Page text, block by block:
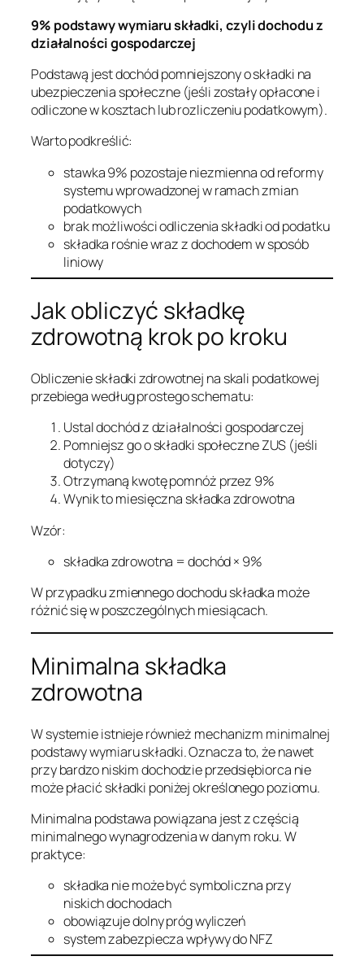
9% podstawy wymiaru składki, czyli dochodu z
działalności gospodarczej
Podstawą jest dochód pomniejszony o składki na
ubezpieczenia społeczne (jeśli zostały opłacone i
odliczone w kosztach lub rozliczeniu podatkowym).
Warto podkreślić:
stawka 9% pozostaje niezmienna od reformy
systemu wprowadzonej w ramach zmian
podatkowych
brak możliwości odliczenia składki od podatku
składka rośnie wraz z dochodem w sposób
liniowy
Jak obliczyć składkę
zdrowotną krok po kroku
Obliczenie składki zdrowotnej na skali podatkowej
przebiega według prostego schematu:
Ustal dochód z działalności gospodarczej
Pomniejsz go o składki społeczne ZUS (jeśli
dotyczy)
Otrzymaną kwotę pomnóż przez 9%
Wynik to miesięczna składka zdrowotna
Wzór:
składka zdrowotna = dochód × 9%
W przypadku zmiennego dochodu składka może
różnić się w poszczególnych miesiącach.
Minimalna składka
zdrowotna
W systemie istnieje również mechanizm minimalnej
podstawy wymiaru składki. Oznacza to, że nawet
przy bardzo niskim dochodzie przedsiębiorca nie
może płacić składki poniżej określonego poziomu.
Minimalna podstawa powiązana jest z częścią
minimalnego wynagrodzenia w danym roku. W
praktyce:
składka nie może być symboliczna przy
niskich dochodach
obowiązuje dolny próg wyliczeń
system zabezpiecza wpływy do NFZ